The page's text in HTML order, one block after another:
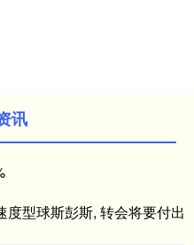
讯
型球斯彭斯, 转会将要付出